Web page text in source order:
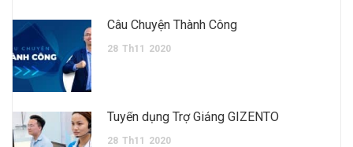
Câu Chuyện Thành Công
28 Th11 2020
Tuyển dụng Trợ Giảng GIZENTO
28 Th11 2020